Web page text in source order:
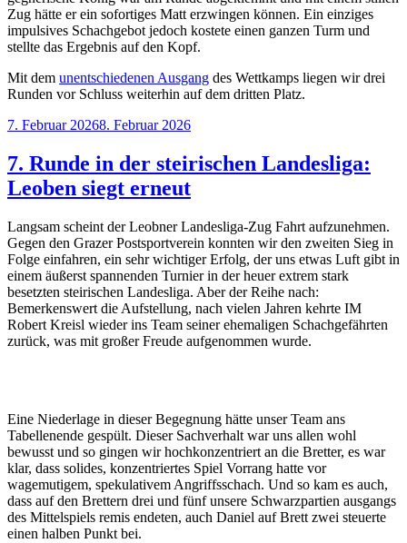
Zug hätte er ein sofortiges Matt erzwingen können. Ein einziges
impulsives Schachgebot jedoch kostete einen ganzen Turm und
stellte das Ergebnis auf den Kopf.
Mit dem unentschiedenen Ausgang des Wettkamps liegen wir drei
Runden vor Schluss weiterhin auf dem dritten Platz.
Veröffentlicht
7. Februar 20268. Februar 2026
7. Runde in der steirischen Landesliga:
Leoben siegt erneut
Langsam scheint der Leobner Landesliga-Zug Fahrt aufzunehmen.
Gegen den Grazer Postsportverein konnten wir den zweiten Sieg in
Folge einfahren, ein sehr wichtiger Erfolg, der uns etwas Luft gibt in
einem äußerst spannenden Turnier in der heuer extrem stark
besetzten steirischen Landesliga. Aber der Reihe nach:
Bemerkenswert die Aufstellung, nach vielen Jahren kehrte IM
Robert Kreisl wieder ins Team seiner ehemaligen Schachgefährten
zurück, was mit großer Freude aufgenommen wurde.
Eine Niederlage in dieser Begegnung hätte unser Team ans
Tabellenende gespült. Dieser Sachverhalt war uns allen wohl
bewusst und so gingen wir hochkonzentriert an die Bretter, es war
klar, dass solides, konzentriertes Spiel Vorrang hatte vor
wagemutigem, spekulativem Angriffsschach. Und so kam es auch,
dass auf den Brettern drei und fünf unsere Schwarzpartien ausgangs
des Mittelspiels remis endeten, auch Daniel auf Brett zwei steuerte
einen halben Punkt bei.